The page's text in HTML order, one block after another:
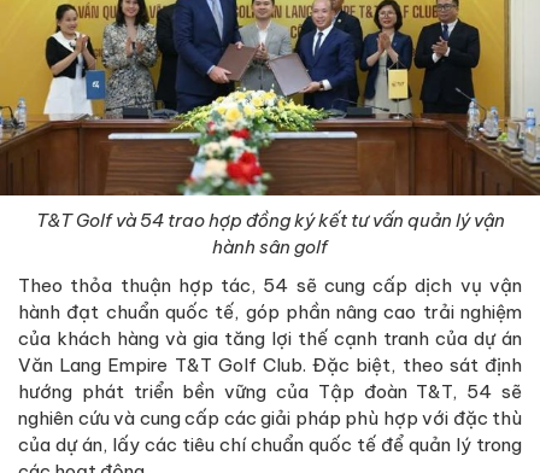
T&T Golf và 54 trao hợp đồng ký kết tư vấn quản lý vận
hành sân golf
Theo thỏa thuận hợp tác, 54 sẽ cung cấp dịch vụ vận
hành đạt chuẩn quốc tế, góp phần nâng cao trải nghiệm
của khách hàng và gia tăng lợi thế cạnh tranh của dự án
Văn Lang Empire T&T Golf Club. Đặc biệt, theo sát định
hướng phát triển bền vững của Tập đoàn T&T, 54 sẽ
nghiên cứu và cung cấp các giải pháp phù hợp với đặc thù
của dự án, lấy các tiêu chí chuẩn quốc tế để quản lý trong